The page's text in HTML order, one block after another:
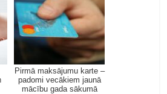
Pirmā maksājumu karte –
padomi vecākiem jaunā
mācību gada sākumā